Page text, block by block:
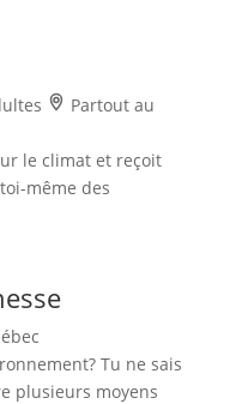
Partout au
le climat et reçoit
même des
Tu ne sais
plusieurs moyens